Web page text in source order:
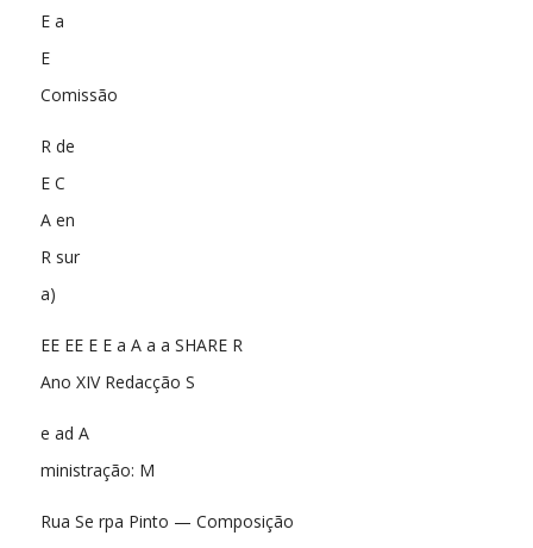
E a
E
Comissão
R de
E C
A en
R sur
a)
EE EE E E a A a a SHARE R
Ano XIV Redacção S
e ad A
ministração: M
Rua Se rpa Pinto — Composição